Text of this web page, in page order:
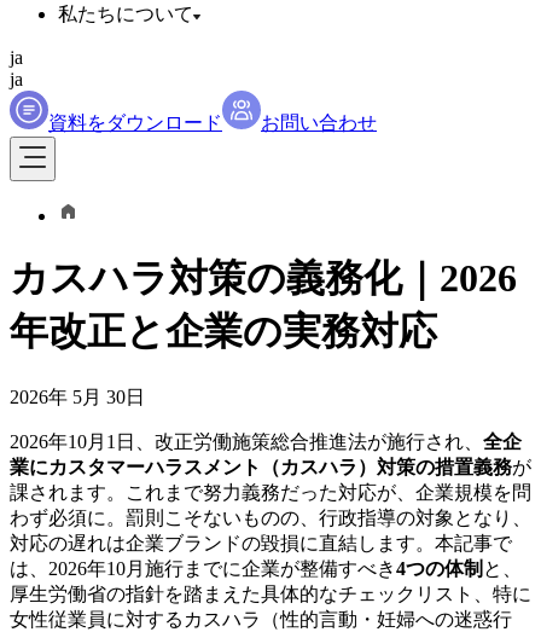
私たちについて
ja
ja
資料をダウンロード お問い合わせ
カスハラ対策の義務化｜2026
年改正と企業の実務対応
2026年 5月 30日
2026年10月1日、改正労働施策総合推進法が施行され、 全企
業にカスタマーハラスメント（カスハラ）対策の措置義務が
課されます。これまで努力義務だった対応が、企業規模を問
わず必須に。罰則こそないものの、行政指導の対象となり、
対応の遅れは企業ブランドの毀損に直結します。本記事で
は、2026年10月施行までに企業が整備すべき4つの体制 と、
厚生労働省の指針を踏まえた具体的なチェックリスト、特に
女性従業員に対するカスハラ（性的言動・妊婦への迷惑行